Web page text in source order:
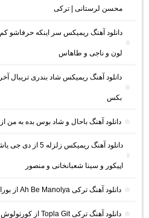
محسن لرستانی | ترکی
دانلود آهنگ ریمیکس سر اینکه
لون و ناجی و طاهاس
دانلود آهنگ ریمیکس شاد بندری تریبال
بکس
دانلود آهنگ باحال و شاد بوس بده به من
دانلود آهنگ
اپیکور و سینا شعبانخانی و منصور
دانلود آهنگ ترکی Ah Be Manolya از بوراک بولوت
دانلود آهنگ ترکی Topla Git از کورتولوش کوش